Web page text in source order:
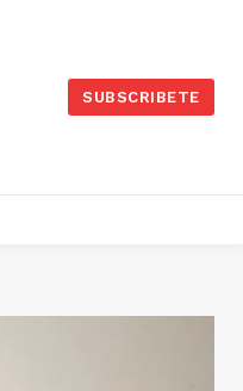
SUBSCRIBETE